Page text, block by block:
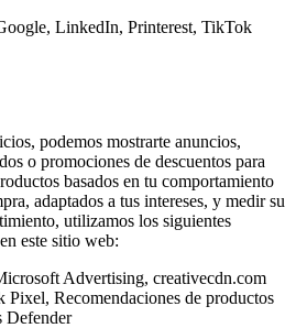
LinkedIn, Printerest, TikTok
podemos mostrarte anuncios,
o promociones de descuentos para
basados en tu comportamiento
adaptados a tus intereses, y medir su
utilizamos los siguientes
este sitio web:
Advertising, creativecdn.com
Recomendaciones de productos
Defender